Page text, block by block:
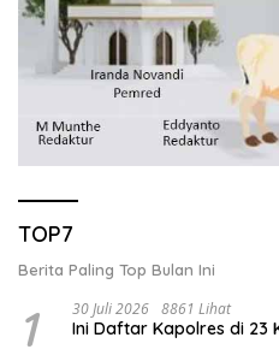
TOP7
Berita Paling Top Bulan Ini
1 30 Juli 2026 8861 Lihat
Ini Daftar Kapolres di 23